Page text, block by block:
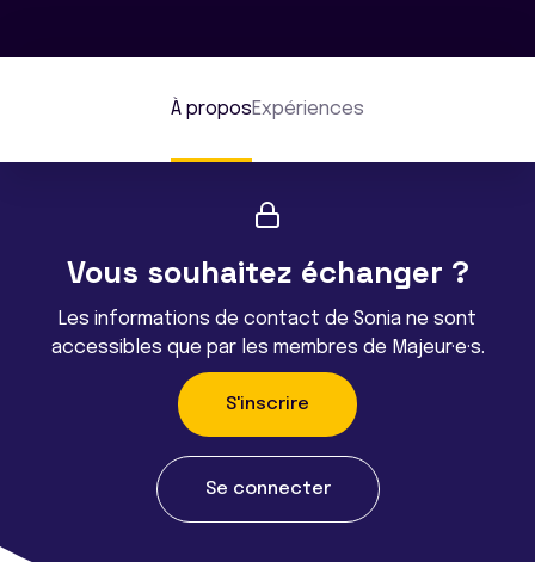
À proposExpériences
Vous souhaitez échanger ?
Les informations de contact de Sonia ne sont
accessibles que par les membres de Majeur·e·s.
S'inscrire
Se connecter